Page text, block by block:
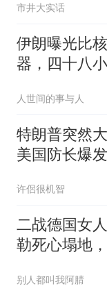
擦反了？
市井大实话
伊朗曝光比
器，四十八
人世间的事与人
特朗普突然
美国防长爆
许侶很机智
二战德国女
勒死心塌地
别人都叫我阿腈